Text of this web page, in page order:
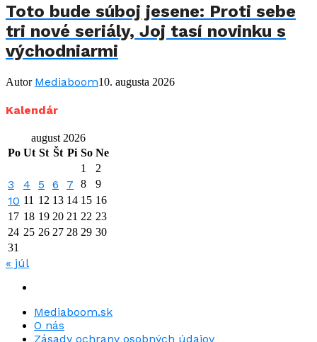
Toto bude súboj jesene: Proti sebe
tri nové seriály, Joj tasí novinku s
východniarmi
Autor Mediaboom10. augusta 2026
Kalendár
august 2026
Po Ut St Št Pi So Ne
1
2
3 4 5 6 7 8 9
10 11 12 13 14 15 16
17 18 19 20 21 22 23
24 25 26 27 28 29 30
31
« júl
Mediaboom.sk
O nás
Zásady ochrany osobných údajov